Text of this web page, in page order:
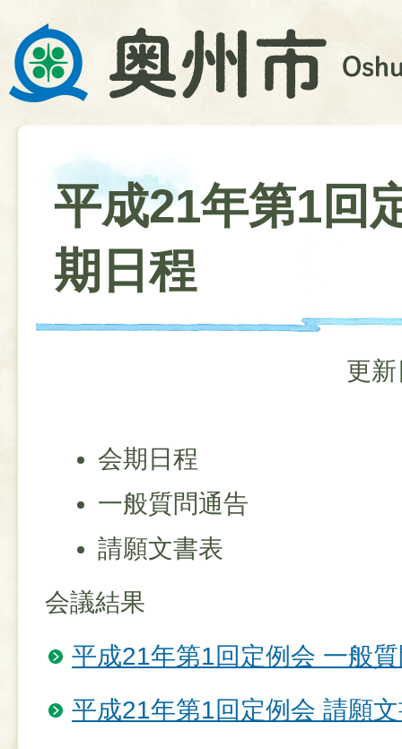
平成21年第1回
期日程
更
会期日程
一般質問通告
請願文書表
会議結果
平成21年第1回定例会 一般
平成21年第1回定例会 請願